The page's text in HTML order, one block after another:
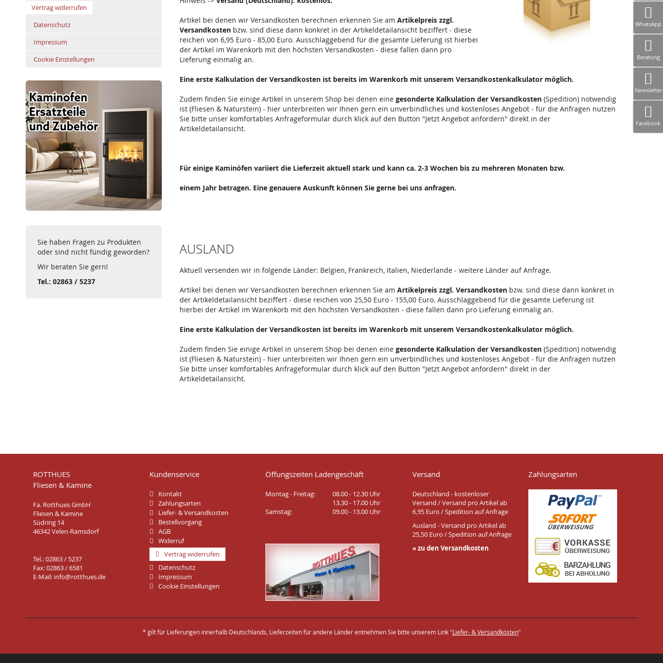
Artikel bei denen wir Versandkosten berechnen erkennen Sie am Artikelpreis zzgl.
Versandkosten bzw. sind diese dann konkret in der Artikeldetailansicht beziffert - diese
reichen von 6,95 Euro - 85,00 Euro. Ausschlaggebend für die gesamte Lieferung ist hierbei
der Artikel im Warenkorb mit den höchsten Versandkosten - diese fallen dann pro
Lieferung einmalig an.
Eine erste Kalkulation der Versandkosten ist bereits im Warenkorb mit unserem Versandkostenkalkulator möglich.
Zudem finden Sie einige Artikel in unserem Shop bei denen eine gesonderte Kalkulation der Versandkosten (Spedition) notwendig
ist (Fliesen & Naturstein) - hier unterbreiten wir Ihnen gern ein unverbindliches und kostenloses Angebot - für die Anfragen nutzen
Sie bitte unser komfortables Anfrageformular durch klick auf den Button "Jetzt Angebot anfordern" direkt in der
Artikeldetailansicht.
Für einige Kaminöfen variiert die Lieferzeit aktuell stark und kann ca. 2-3 Wochen bis zu mehreren Monaten bzw.
einem Jahr betragen. Eine genauere Auskunft können Sie gerne bei uns anfragen.
AUSLAND
Aktuell versenden wir in folgende Länder: Belgien, Frankreich, Italien, Niederlande - weitere Länder auf Anfrage.
Artikel bei denen wir Versandkosten berechnen erkennen Sie am Artikelpreis zzgl. Versandkosten bzw. sind diese dann konkret in
der Artikeldetailansicht beziffert - diese reichen von 25,50 Euro - 155,00 Euro. Ausschlaggebend für die gesamte Lieferung ist
hierbei der Artikel im Warenkorb mit den höchsten Versandkosten - diese fallen dann pro Lieferung einmalig an.
Eine erste Kalkulation der Versandkosten ist bereits im Warenkorb mit unserem Versandkostenkalkulator möglich.
Zudem finden Sie einige Artikel in unserem Shop bei denen eine gesonderte Kalkulation der Versandkosten (Spedition) notwendig
ist (Fliesen & Naturstein) - hier unterbreiten wir Ihnen gern ein unverbindliches und kostenloses Angebot - für die Anfragen nutzen
Sie bitte unser komfortables Anfrageformular durch klick auf den Button "Jetzt Angebot anfordern" direkt in der
Artikeldetailansicht.
Vertrag widerrufen
Datenschutz
Impressum
Cookie Einstellungen
Sie haben Fragen zu Produkten
oder sind nicht fündig geworden?
Wir beraten Sie gern!
Tel.: 02863 / 5237
ROTTHUES
Fliesen & Kamine
Fa. Rotthues GmbH
Fliesen & Kamine
Südring 14
46342 Velen-Ramsdorf
Tel.: 02863 / 5237
Fax: 02863 / 6581
E-Mail: info@rotthues.de
Kundenservice
Kontakt
Zahlungsarten
Liefer- & Versandkosten
Bestellvorgang
AGB
Widerruf
Vertrag widerrufen
Datenschutz
Impressum
Cookie Einstellungen
Öffungszeiten Ladengeschäft
Montag - Freitag:
08.00 - 12.30 Uhr
13.30 - 17.00 Uhr
Samstag:
09.00 - 13.00 Uhr
Versand
Deutschland - kostenloser
Versand / Versand pro Artikel ab
6,95 Euro / Spedition auf Anfrage
Ausland - Versand pro Artikel ab
25,50 Euro / Spedition auf Anfrage
» zu den Versandkosten
Zahlungsarten
* gilt für Lieferungen innerhalb Deutschlands, Lieferzeiten für andere Länder entnehmen Sie bitte unserem Link "Liefer- & Versandkosten"
WhatsApp
Beratung
Newsletter
Facebook